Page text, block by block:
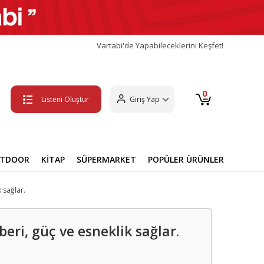
Vartabi'de Yapabileceklerini Keşfet!
Listeni Oluştur Giriş Yap 0
KİTAP SÜPERMARKET POPÜLER ÜRÜNLER
sağlar.
güç ve esneklik sağlar.